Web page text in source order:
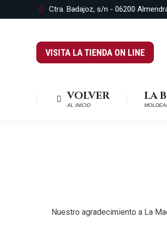
Ctra. Badajoz, s/n - 06200
VISITA LA TIENDA ON LINE
VOLVER
AL INICIO
LA
Nuestro agradecimiento a La